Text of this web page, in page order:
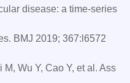
disease: a time-series
BMJ 2019; 367:l6572
Wu Y, Cao Y, et al. Ass